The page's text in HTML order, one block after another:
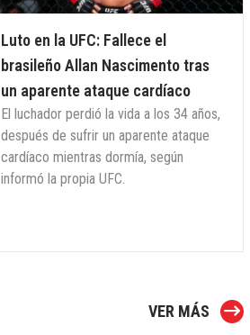
Luto en la UFC: Fallece el
brasileño Allan Nascimento tras
un aparente ataque cardíaco
El luchador perdió la vida a los 34 años,
después de sufrir un aparente ataque
cardíaco mientras dormía, según
informó la propia UFC.
VER MÁS